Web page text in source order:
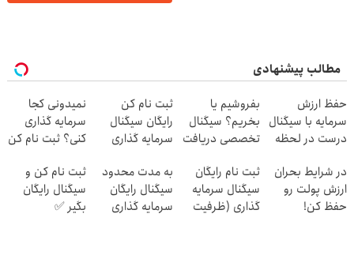
مطالب پیشنهادی
حفظ ارزش
سرمایه با سیگنال
درست در لحظه
بفروشیم یا
بخریم؟ سیگنال
تخصصی دریافت
ثبت نام کن
رایگان سیگنال
سرمایه گذاری
نمیدونی کجا
سرمایه گذاری
کنی؟ ثبت نام کن
بگیر
در شرایط بحران
ارزش پولت رو
حفظ کن!
ثبت نام رایگان
سیگنال سرمایه
گذاری (ظرفیت
به مدت محدود
سیگنال رایگان
سرمایه گذاری
ثبت نام کن و
سیگنال رایگان
بگیر ✅